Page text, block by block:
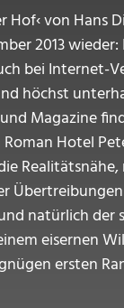
Hof‹ von Hans
2013
bei Internet-
höchst
Magazine
Hotel
natürlich der
eisernen
ersten